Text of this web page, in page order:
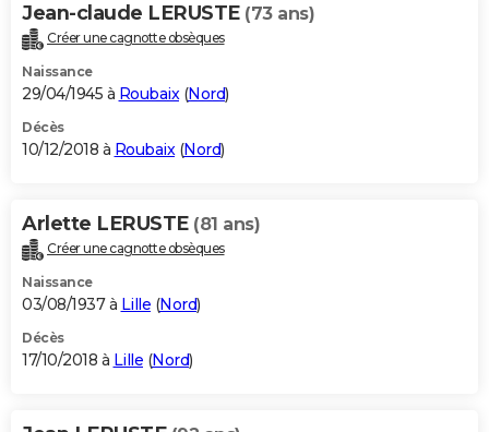
Jean-claude LERUSTE (73 ans)
Créer une cagnotte obsèques
Naissance
29/04/1945 à Roubaix(Nord)
Décès
10/12/2018 à Roubaix(Nord)
Arlette LERUSTE (81 ans)
Créer une cagnotte obsèques
Naissance
03/08/1937 à Lille (Nord)
Décès
17/10/2018 à Lille (Nord)